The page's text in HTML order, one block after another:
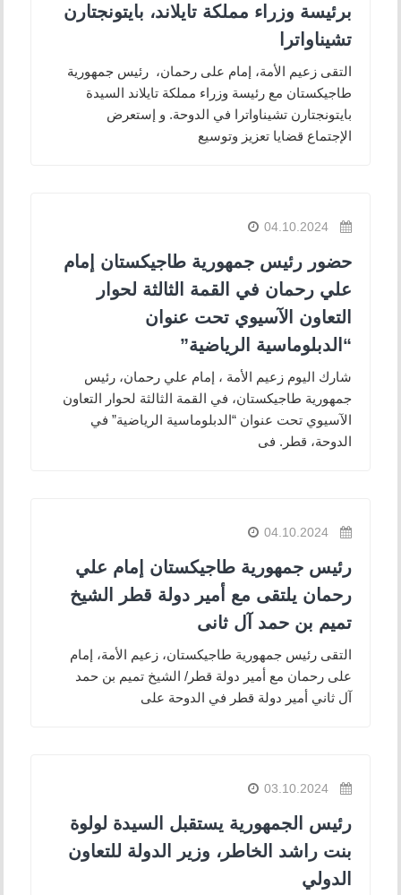
برئيسة وزراء مملكة تايلاند، بايتونجتارن
تشيناواترا
التقى زعيم الأمة، إمام على رحمان، رئيس جمهورية
طاجيكستان مع رئيسة وزراء مملكة تايلاند السيدة
بايتونجتارن تشيناواترا في الدوحة. و إستعرض
الإجتماع قضايا تعزيز وتوسيع
04.10.2024
حضور رئيس جمهورية طاجيكستان إمام
علي رحمان في القمة الثالثة لحوار
التعاون الآسيوي تحت عنوان
“الدبلوماسية الرياضية”
شارك اليوم زعيم الأمة ، إمام علي رحمان، رئيس
جمهورية طاجيكستان، في القمة الثالثة لحوار التعاون
الآسيوي تحت عنوان “الدبلوماسية الرياضية” في
الدوحة، قطر. فى
04.10.2024
رئيس جمهورية طاجيكستان إمام علي
رحمان يلتقى مع أمير دولة قطر الشيخ
تميم بن حمد آل ثانى
التقى رئيس جمهورية طاجيكستان، زعيم الأمة، إمام
على رحمان مع أمير دولة قطر/ الشيخ تميم بن حمد
آل ثاني أمير دولة قطر في الدوحة على
03.10.2024
رئيس الجمهورية يستقبل السيدة لولوة
بنت راشد الخاطر، وزير الدولة للتعاون
الدولي